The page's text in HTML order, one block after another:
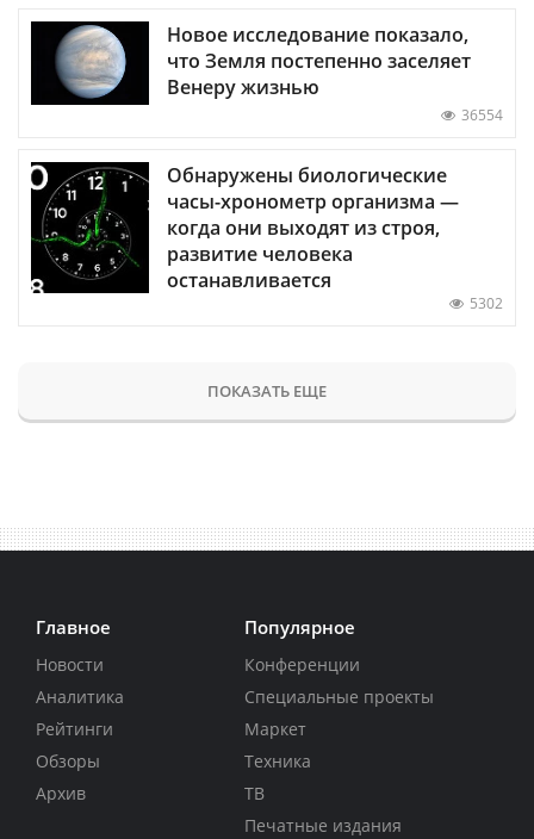
Новое исследование показало,
что Земля постепенно заселяет
Венеру жизнью
36554
Обнаружены биологические
часы-хронометр организма —
когда они выходят из строя,
развитие человека
останавливается
5302
ПОКАЗАТЬ ЕЩЕ
Главное
Новости
Аналитика
Рейтинги
Обзоры
Архив
Популярное
Конференции
Специальные проекты
Маркет
Техника
ТВ
Печатные издания